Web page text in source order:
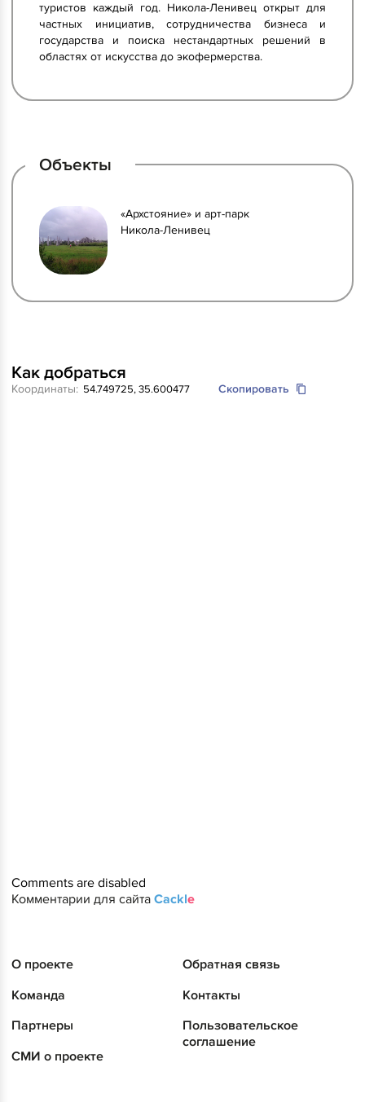
туристов каждый год. Никола-Ленивец открыт для
частных инициатив, сотрудничества бизнеса и
государства и поиска нестандартных решений в
областях от искусства до экофермерства.
Объекты
«Архстояние» и арт-парк
Никола-Ленивец
Координаты: Скопировать
Как добраться
Comments are disabled
Комментарии для сайта Cackle
О проекте
Команда
Партнеры
СМИ о проекте
Обратная связь
Контакты
Пользовательское
соглашение